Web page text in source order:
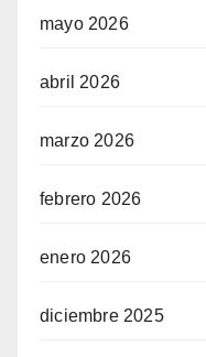
mayo 2026
abril 2026
marzo 2026
febrero 2026
enero 2026
diciembre 2025